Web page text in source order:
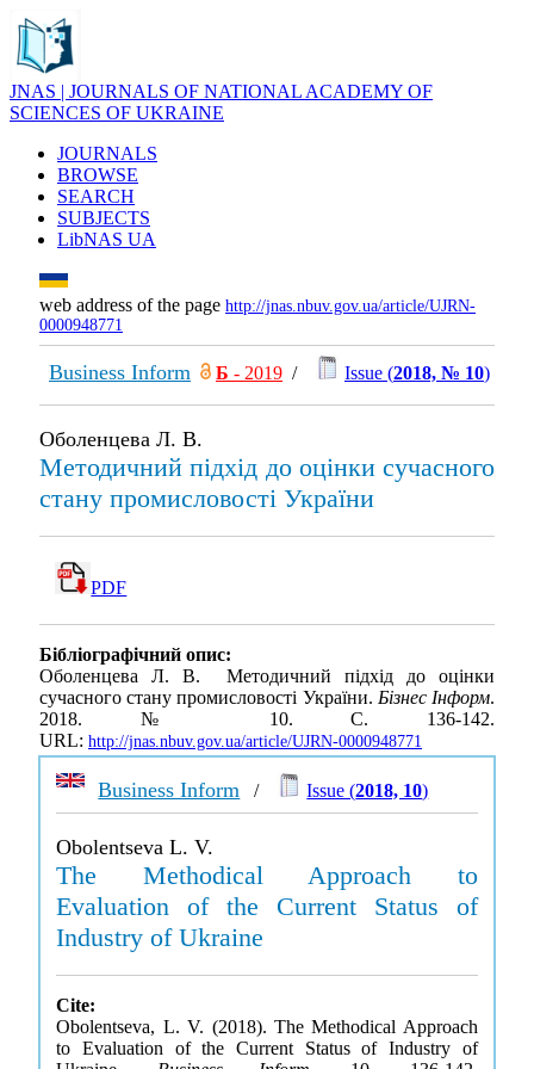
JNAS | JOURNALS OF NATIONAL ACADEMY OF
SCIENCES OF UKRAINE
JOURNALS
BROWSE
SEARCH
SUBJECTS
LibNAS UA
web address of the page http://jnas.nbuv.gov.ua/article/UJRN-
0000948771
Business Inform Б - 2019 / Issue (2018, № 10)
Оболенцева Л. В.
Методичний підхід до оцінки сучасного
стану промисловості України
PDF
Бібліографічний опис:
Оболенцева Л. В. Методичний підхід до оцінки
сучасного стану промисловості України. Бізнес Інформ.
2018. № 10. С. 136-142.
URL: http://jnas.nbuv.gov.ua/article/UJRN-0000948771
Business Inform / Issue (2018, 10)
Obolentseva L. V.
The Methodical Approach to
Evaluation of the Current Status of
Industry of Ukraine
Cite:
Obolentseva, L. V. (2018). The Methodical Approach
to Evaluation of the Current Status of Industry of